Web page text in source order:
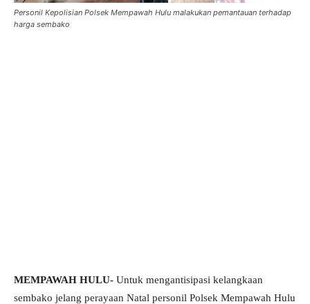
Personil Kepolisian Polsek Mempawah Hulu malakukan pemantauan terhadap
harga sembako
MEMPAWAH HULU- Untuk mengantisipasi kelangkaan
sembako jelang perayaan Natal personil Polsek Mempawah Hulu